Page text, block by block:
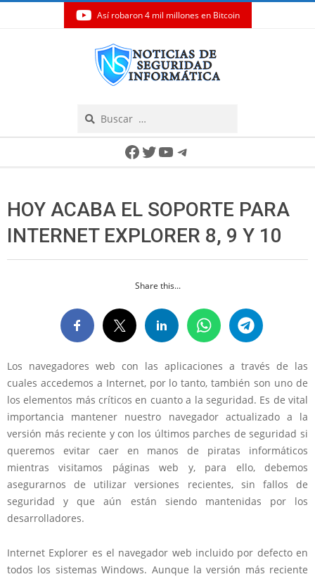
Así robaron 4 mil millones en Bitcoin
Facebook
Twitter
YouTube
Telegram
HOY ACABA EL SOPORTE PARA
INTERNET EXPLORER 8, 9 Y 10
Share this...
Los navegadores web con las aplicaciones a través de las
cuales accedemos a Internet, por lo tanto, también son uno de
los elementos más críticos en cuanto a la seguridad. Es de vital
importancia mantener nuestro navegador actualizado a la
versión más reciente y con los últimos parches de seguridad si
queremos evitar caer en manos de piratas informáticos
mientras visitamos páginas web y, para ello, debemos
asegurarnos de utilizar versiones recientes, sin fallos de
seguridad y que aún están siendo mantenidas por los
desarrolladores.
Internet Explorer es el navegador web incluido por defecto en
todos los sistemas Windows. Aunque la versión más reciente